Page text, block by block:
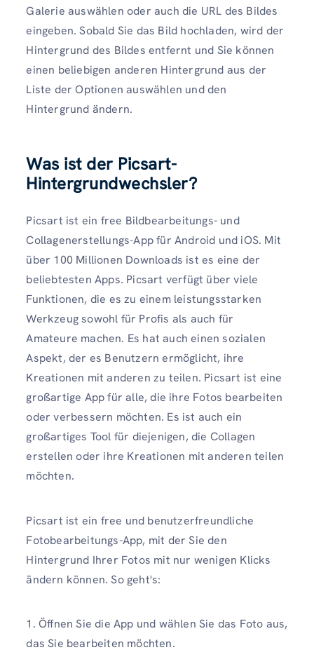
Galerie auswählen oder auch die URL des Bildes
eingeben. Sobald Sie das Bild hochladen, wird der
Hintergrund des Bildes entfernt und Sie können
einen beliebigen anderen Hintergrund aus der
Liste der Optionen auswählen und den
Hintergrund ändern.
Was ist der Picsart-
Hintergrundwechsler?
Picsart ist ein free Bildbearbeitungs- und
Collagenerstellungs-App für Android und iOS. Mit
über 100 Millionen Downloads ist es eine der
beliebtesten Apps. Picsart verfügt über viele
Funktionen, die es zu einem leistungsstarken
Werkzeug sowohl für Profis als auch für
Amateure machen. Es hat auch einen sozialen
Aspekt, der es Benutzern ermöglicht, ihre
Kreationen mit anderen zu teilen. Picsart ist eine
großartige App für alle, die ihre Fotos bearbeiten
oder verbessern möchten. Es ist auch ein
großartiges Tool für diejenigen, die Collagen
erstellen oder ihre Kreationen mit anderen teilen
möchten.
Picsart ist ein free und benutzerfreundliche
Fotobearbeitungs-App, mit der Sie den
Hintergrund Ihrer Fotos mit nur wenigen Klicks
ändern können. So geht's:
1. Öffnen Sie die App und wählen Sie das Foto aus,
das Sie bearbeiten möchten.